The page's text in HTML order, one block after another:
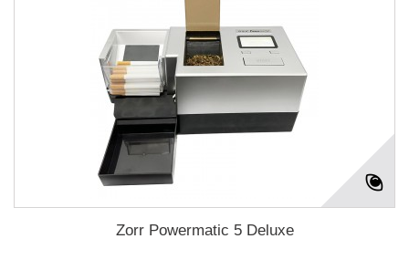
Zorr Powermatic 5 Deluxe